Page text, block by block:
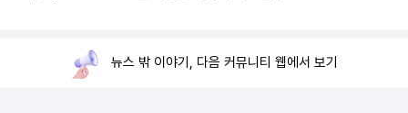
뉴스 밖 이야기, 다음 커뮤니티 웹에서 보기